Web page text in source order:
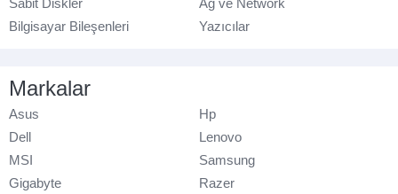
Sabit Diskler
Ağ ve Network
Bilgisayar Bileşenleri
Yazıcılar
Markalar
Asus
Hp
Dell
Lenovo
MSI
Samsung
Gigabyte
Razer